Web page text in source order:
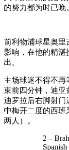
的努力都为时已晚
前利物浦球星奥里
影响，在他的精湛
出。
主场球迷不得不
束前四分钟，迪
迪罗拉后右脚射门
中梅开二度的西班
两人）。
2 –